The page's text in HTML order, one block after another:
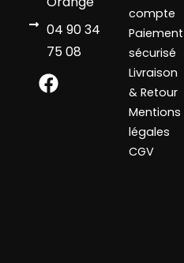
04 90 34
75 08
compte
Paiement
sécurisé
Livraison
& Retour
Mentions
légales
CGV